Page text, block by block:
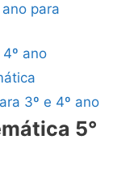
para
ano
3º e 4º ano
5°